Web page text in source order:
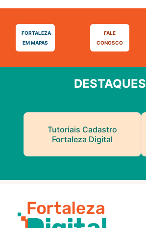
FORTALEZA
EM MAPAS
FALE
CONOSCO
DESTAQUES
Tutoriais Cadastro
Fortaleza Digital